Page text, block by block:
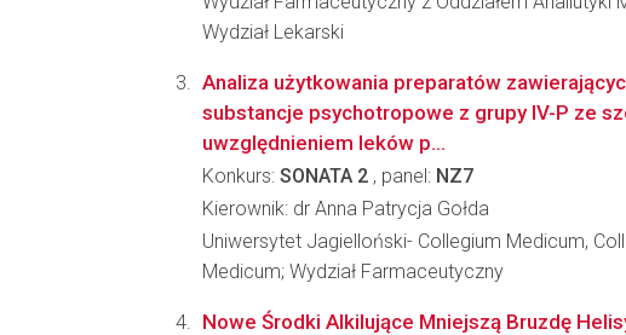
Wydział Lekarski
Analiza użytkowania preparatów
substancje psychotropowe z grupy IV-P ze
uwzględnieniem leków p...
Konkurs: SONATA 2 , panel: NZ7
Kierownik: dr Anna Patrycja Gołda
Uniwersytet Jagielloński- Collegium Medicum,
Medicum; Wydział Farmaceutyczny
Nowe Środki Alkilujące Mniejszą Bruzdę